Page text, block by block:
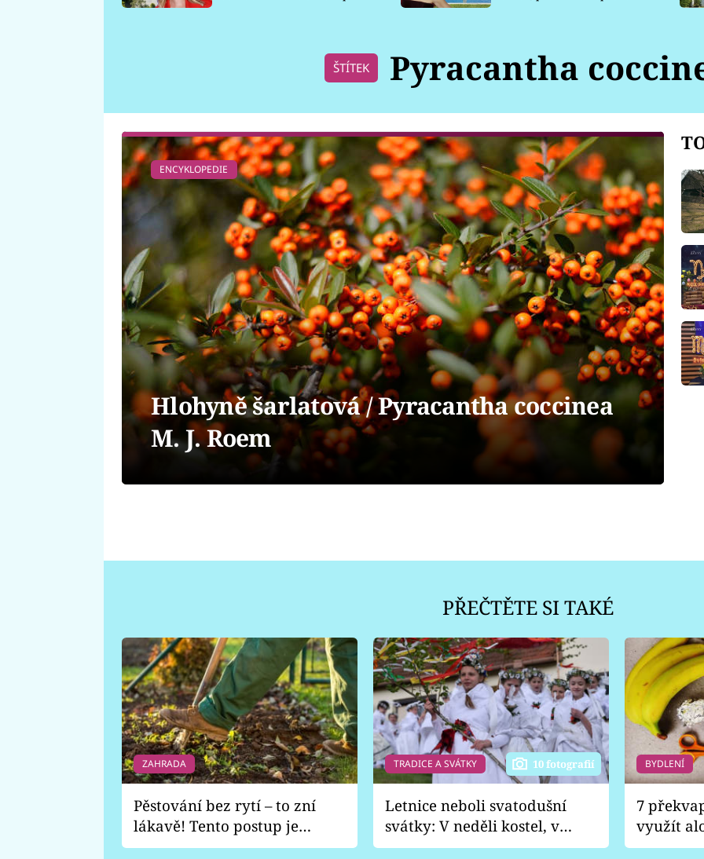
ŠTÍTEK Pyracantha
ENCYKLOPEDIE
Hlohyně šarlatová / Pyracantha coccinea
M. J. Roem
PŘEČTĚTE SI TAKÉ
ZAHRADA
Pěstování bez rytí – to zní
lákavě! Tento postup je
vhodný jen pro některé
TRADICE A SVÁTKY 10 fotografií
Letnice neboli svatodušní
svátky: V neděli kostel, v
pondělí zábava
BYDLENÍ
7
využít